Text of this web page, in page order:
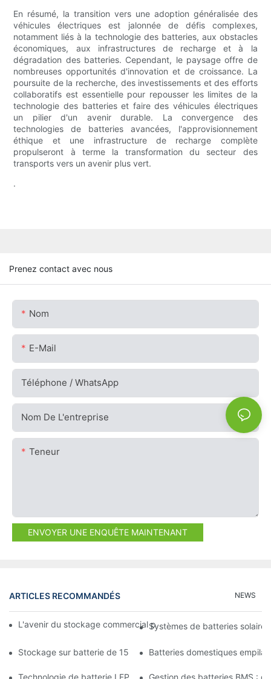
En résumé, la transition vers une adoption généralisée des
véhicules électriques est jalonnée de défis complexes,
notamment liés à la technologie des batteries, aux obstacles
économiques, aux infrastructures de recharge et à la
dégradation des batteries. Cependant, le paysage offre de
nombreuses opportunités d'innovation et de croissance. La
poursuite de la recherche, des investissements et des efforts
collaboratifs est essentielle pour repousser les limites de la
technologie des batteries et faire des véhicules électriques
un pilier d'un avenir durable. La convergence des
technologies de batteries avancées, l'approvisionnement
éthique et une infrastructure de recharge complète
propulseront à terme la transformation du secteur des
transports vers un avenir plus vert.
.
Prenez contact avec nous
Nom
E-Mail
Téléphone / WhatsApp
Nom De L'entreprise
Teneur
ENVOYER UNE ENQUÊTE MAINTENANT
ARTICLES RECOMMANDÉS NEWS
L'avenir du stockage commercial par batterie : tendances et
Systèmes de batteries
Stockage sur batterie de 15 kW : alimentez votre avenir en
Batteries domestiques
Technologie de batterie LFP : un choix durable pour le
Gestion des batteries BMS :